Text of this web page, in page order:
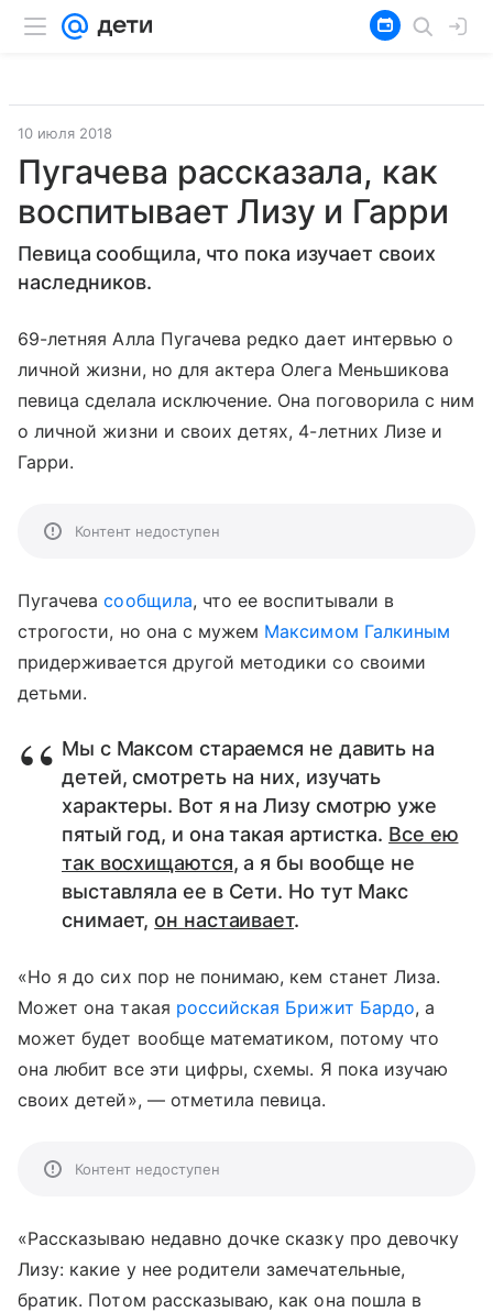
10 июля 2018
Пугачева рассказала, как
воспитывает Лизу и Гарри
Певица сообщила, что пока изучает своих
наследников.
69-летняя Алла Пугачева редко дает интервью о
личной жизни, но для актера Олега Меньшикова
певица сделала исключение. Она поговорила с ним
о личной жизни и своих детях, 4-летних Лизе и
Гарри.
Контент недоступен
Пугачевасообщила, что ее воспитывали в
строгости, но она с мужем Максимом Галкиным
придерживается другой методики со своими
детьми.
Мы с Максом стараемся не давить на
детей, смотреть на них, изучать
характеры. Вот я на Лизу смотрю уже
пятый год, и она такая артистка. Все ею
так восхищаются, а я бы вообще не
выставляла ее в Сети. Но тут Макс
снимает,он настаивает.
«Но я до сих пор не понимаю, кем станет Лиза.
Может она такая российская Брижит Бардо, а
может будет вообще математиком, потому что
она любит все эти цифры, схемы. Я пока изучаю
своих детей», — отметила певица.
Контент недоступен
«Рассказываю недавно дочке сказку про девочку
Лизу: какие у нее родители замечательные,
братик. Потом рассказываю, как она пошла в